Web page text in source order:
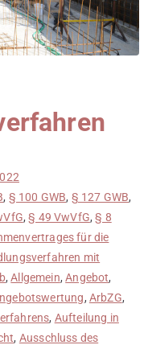
, § 100 GWB, § 127 GWB,
,§ 49 VwVfG,§ 8
für die
mit
,Allgemein,Angebot,
, ArbZG,
, Aufteilung in
, Ausschluss des